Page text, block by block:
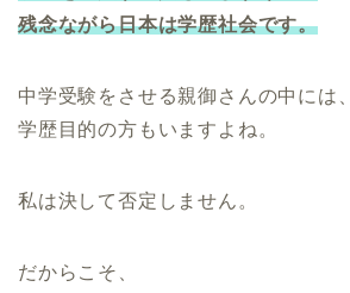
残念ながら日本は学歴社会です。
中学受験をさせる親御さんの中には、
学歴目的の方もいますよね。
私は決して否定しません。
だからこそ、